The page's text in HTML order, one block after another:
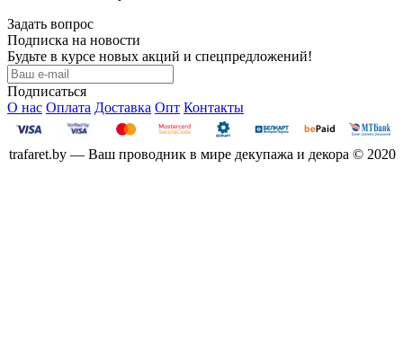
Задать вопрос
Подписка на новости
Будьте в курсе новых акций и спецпредложений!
Подписаться
О нас Оплата Доставка Опт Контакты
trafaret.by — Ваш проводник в мире декупажа и декора © 2020